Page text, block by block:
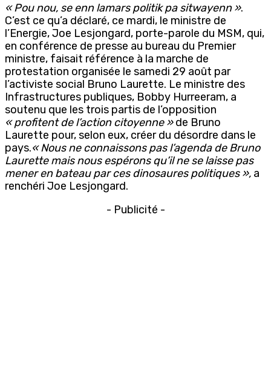
« Pou nou, se enn lamars politik pa sitwayenn ».
C’est ce qu’a déclaré, ce mardi, le ministre de
l’Energie, Joe Lesjongard, porte-parole du MSM, qui,
en conférence de presse au bureau du Premier
ministre, faisait référence à la marche de
protestation organisée le samedi 29 août par
l’activiste social Bruno Laurette. Le ministre des
Infrastructures publiques, Bobby Hurreeram, a
soutenu que les trois partis de l’opposition
« profitent de l’action citoyenne »de Bruno
Laurette pour, selon eux, créer du désordre dans le
pays.« Nous ne connaissons pas l’agenda de Bruno
Laurette mais nous espérons qu’il ne se laisse pas
mener en bateau par ces dinosaures politiques », a
renchéri Joe Lesjongard.
- Publicité -